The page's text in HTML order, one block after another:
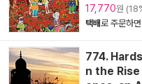
17,770원
택배로 주문하면
774.
n the